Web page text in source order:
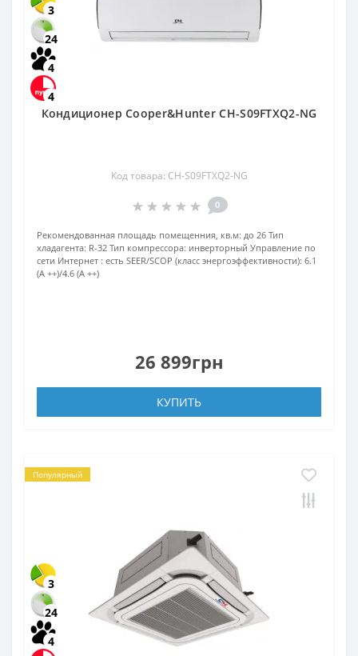
3
24
4
4
Кондиционер Cooper&Hunter CH-S09FTXQ2-NG
Код товара: CH-S09FTXQ2-NG
0
Рекомендованная площадь помещенния, кв.м: до 26 Тип
хладагента: R-32 Тип компрессора: инверторный Управление по
сети Интернет : есть SEER/SCOP (класс энергоэффективности): 6.1
(А ++)/4.6 (А ++)
26 899грн
КУПИТЬ
Популярный
3
24
4